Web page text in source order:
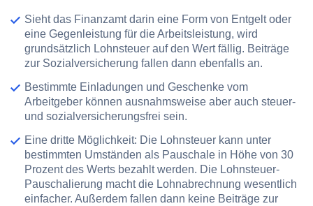
Sieht das Finanzamt darin eine Form von Entgelt oder
eine Gegenleistung für die Arbeitsleistung, wird
grundsätzlich Lohnsteuer auf den Wert fällig. Beiträge
zur Sozialversicherung fallen dann ebenfalls an.
Bestimmte Einladungen und Geschenke vom
Arbeitgeber können ausnahmsweise aber auch steuer-
und sozialversicherungsfrei sein.
Eine dritte Möglichkeit: Die Lohnsteuer kann unter
bestimmten Umständen als Pauschale in Höhe von 30
Prozent des Werts bezahlt werden. Die Lohnsteuer-
Pauschalierung macht die Lohnabrechnung wesentlich
einfacher. Außerdem fallen dann keine Beiträge zur